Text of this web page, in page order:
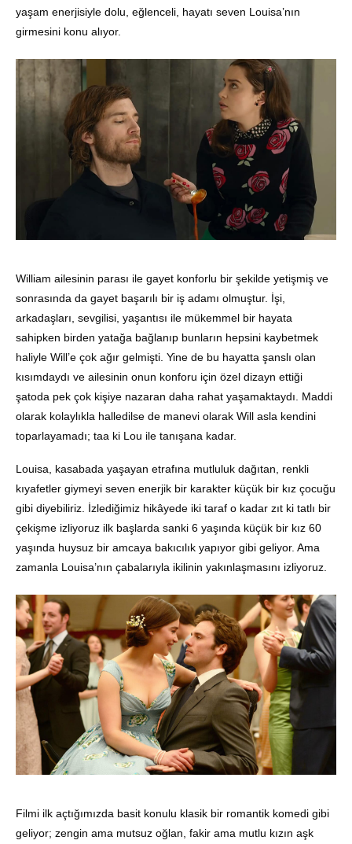
yaşam enerjisiyle dolu, eğlenceli, hayatı seven Louisa’nın
girmesini konu alıyor.
William ailesinin parası ile gayet konforlu bir şekilde yetişmiş ve
sonrasında da gayet başarılı bir iş adamı olmuştur. İşi,
arkadaşları, sevgilisi, yaşantısı ile mükemmel bir hayata
sahipken birden yatağa bağlanıp bunların hepsini kaybetmek
haliyle Will’e çok ağır gelmişti. Yine de bu hayatta şanslı olan
kısımdaydı ve ailesinin onun konforu için özel dizayn ettiği
şatoda pek çok kişiye nazaran daha rahat yaşamaktaydı. Maddi
olarak kolaylıkla halledilse de manevi olarak Will asla kendini
toparlayamadı; taa ki Lou ile tanışana kadar.
Louisa, kasabada yaşayan etrafına mutluluk dağıtan, renkli
kıyafetler giymeyi seven enerjik bir karakter küçük bir kız çocuğu
gibi diyebiliriz. İzlediğimiz hikâyede iki taraf o kadar zıt ki tatlı bir
çekişme izliyoruz ilk başlarda sanki 6 yaşında küçük bir kız 60
yaşında huysuz bir amcaya bakıcılık yapıyor gibi geliyor. Ama
zamanla Louisa’nın çabalarıyla ikilinin yakınlaşmasını izliyoruz.
Filmi ilk açtığımızda basit konulu klasik bir romantik komedi gibi
geliyor; zengin ama mutsuz oğlan, fakir ama mutlu kızın aşk